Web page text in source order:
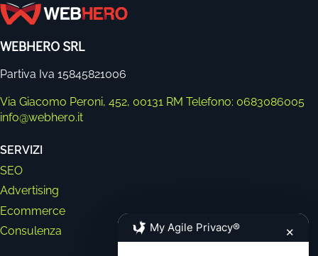
WEBHERO SRL
Partiva Iva 15845821006
Via Giacomo Peroni, 452, 00131 RM Telefono: 0683086005
info@webhero.it
SERVIZI
SEO
Advertising
Ecommerce
Consulenza
My Agile Privacy® ✕